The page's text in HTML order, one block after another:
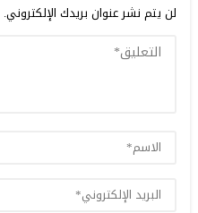
لن يتم نشر عنوان بريدك الإلكتروني.